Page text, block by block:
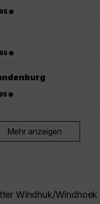
95*
95*
*
Mehr anzeigen
Windhuk/Windhoek